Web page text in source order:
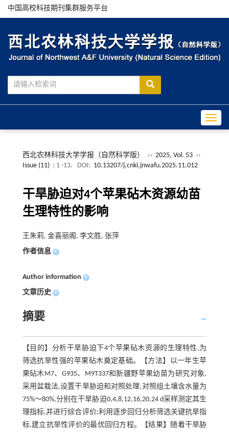
中国高校科技期刊集群服务平台
西北农林科技大学学报（自然科学版） ›› 2025, Vol. 53 ››
Issue (11) : 1 -13. DOI: 10.13207/j.cnki.jnwafu.2025.11.012
干旱胁迫对4个苹果砧木资源幼苗
生理特性的影响
王朱莉, 金喜丽阁, 李文胜, 张萍
作者信息 +
Author information +
文章历史 +
摘要
【目的】分析干旱胁迫下4个苹果砧木资源的生理特性,为
筛选抗旱性强的苹果砧木奠定基础。【方法】以一年生苹
果砧木M7、G935、M9T337和新疆野苹果幼苗为研究对象,
采用盆栽法,设置干旱胁迫和对照处理,对照组土壤含水量为
75%～80%,分别在干旱胁迫0,4,8,12,16,20,24 d采样测定其生
理指标,并进行综合评价;利用逐步回归分析筛选关键抗旱指
标,建立抗旱性评价的最优回归方程。【结果】随着干旱胁